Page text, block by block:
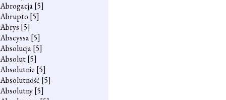
Abrogacja[5]
Abrupto [5]
Abrys [5]
Abscyssa[5]
Absolucja[5]
Absolut[5]
Absolutnie [5]
Absolutność [5]
Absolutny[5]